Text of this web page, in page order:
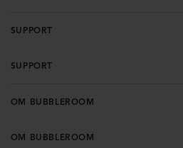
SUPPORT
SUPPORT
OM BUBBLEROOM
OM BUBBLEROOM